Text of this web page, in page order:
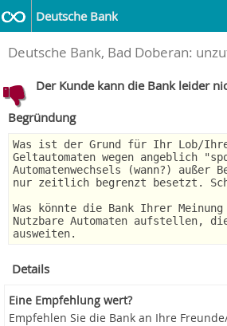
Deutsche Bank
Deutsche Bank, Bad Doberan:
Der Kunde kann die Bank leider
Begründung
Was ist der Grund für Ihr Lob/
Geltautomaten wegen angeblich
Automatenwechsels (wann?) außer
nur zeitlich begrenzt besetzt.
Was könnte die Bank Ihrer Meinung
Nutzbare Automaten aufstellen,
ausweiten.
Details
Eine Empfehlung wert?
Empfehlen Sie die Bank an Ihre